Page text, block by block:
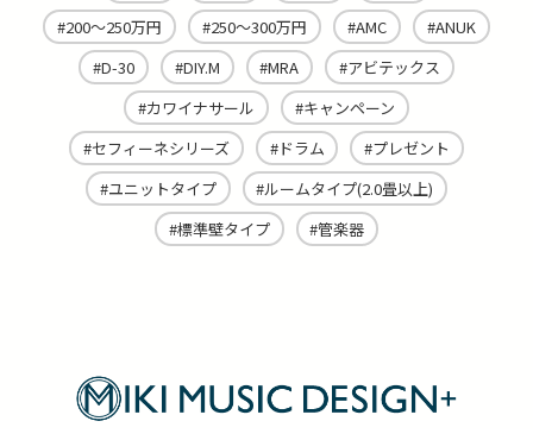
200～250万円
250～300万円 AMC
ANUK
D-30
DIY.M MRA
アビテックス
カワイナサール
キャンペーン
セフィーネシリーズ
ドラム
プレゼント
ユニットタイプ
ルームタイプ(2.0畳以上)
標準壁タイプ
管楽器